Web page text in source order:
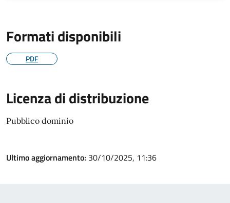
Formati disponibili
PDF
Licenza di distribuzione
Pubblico dominio
Ultimo aggiornamento: 30/10/2025, 11:36